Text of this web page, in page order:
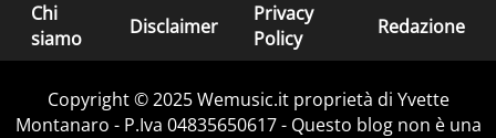
Chi
siamo
Disclaimer
Privacy
Policy
Redazione
Copyright © 2025 Wemusic.it proprietà di Yvette
Montanaro - P.Iva 04835650617 - Questo blog non è una